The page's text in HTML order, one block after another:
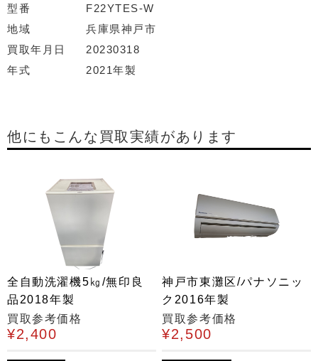
型番
F22YTES-W
地域
兵庫県神戸市
買取年月日
20230318
年式
2021年製
他にもこんな買取実績があります
全自動洗濯機5㎏/無印良
品2018年製
買取参考価格
¥2,400
神戸市東灘区/パナソニッ
ク2016年製
買取参考価格
¥2,500